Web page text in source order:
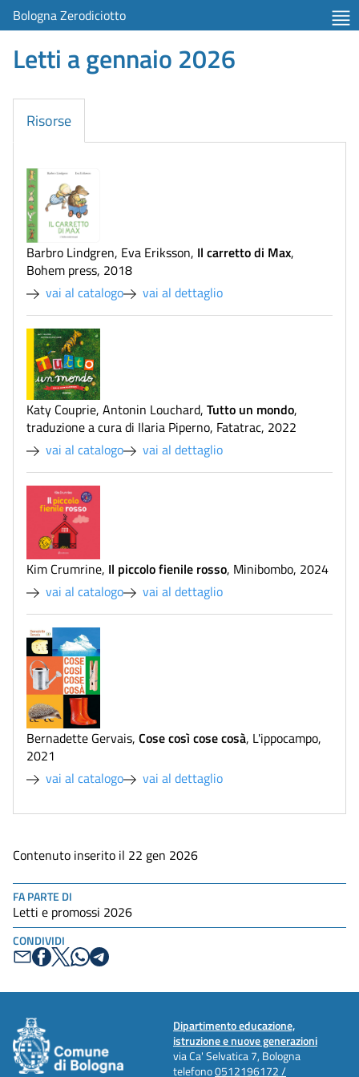
Bologna Zerodiciotto
Letti a gennaio 2026
Risorse
Barbro Lindgren, Eva Eriksson, Il carretto di Max,
Bohem press, 2018
vai al catalogo
vai al dettaglio
Katy Couprie, Antonin Louchard, Tutto un mondo,
traduzione a cura di Ilaria Piperno, Fatatrac, 2022
vai al catalogo
vai al dettaglio
Kim Crumrine, Il piccolo fienile rosso, Minibombo, 2024
vai al catalogo
vai al dettaglio
Bernadette Gervais, Cose così cose cosà, L'ippocampo,
2021
vai al catalogo
vai al dettaglio
Contenuto inserito il 22 gen 2026
FA PARTE DI
Letti e promossi 2026
CONDIVIDI
Dipartimento educazione,
istruzione e nuove generazioni
via Ca' Selvatica 7, Bologna
telefono0512196172 /